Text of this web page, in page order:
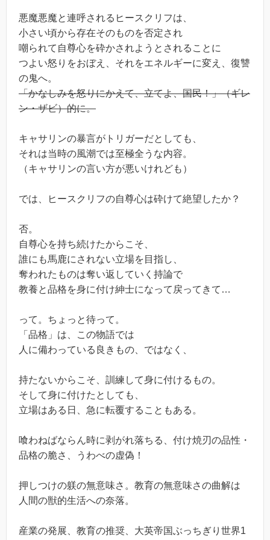
悪魔悪魔と連呼されるヒースクリフは、
小さい頃から存在そのものを否定され
嘲られて自尊心を砕かされようとされることに
つよい怒りをおぼえ、それをエネルギーに変え、復讐
の鬼へ。
「かなしみを怒りにかえて、立てよ、国民！」（ギレ
ン・ザビ）的に。
キャサリンの暴言がトリガーだとしても、
それは当時の風潮では至極全うな内容。
（キャサリンの言い方が悪いけれども）
では、ヒースクリフの自尊心は砕けて絶望したか？
否。
自尊心を持ち続けたからこそ、
誰にも馬鹿にされない立場を目指し、
奪われたものは奪い返していく持論で
教養と品格を身に付け紳士になって戻ってきて…
って。ちょっと待って。
「品格」は、この物語では
人に備わっている良きもの、ではなく、
持たないからこそ、訓練して身に付けるもの。
そして身に付けたとしても、
立場はある日、急に転覆することもある。
喰わねばならん時に剥がれ落ちる、付け焼刃の品性・
品格の脆さ、うわべの虚偽！
押しつけの躾の無意味さ。教育の無意味さの曲解は
人間の獣的生活への奈落。
産業の発展、教育の推奨、大英帝国ぶっちぎり世界1